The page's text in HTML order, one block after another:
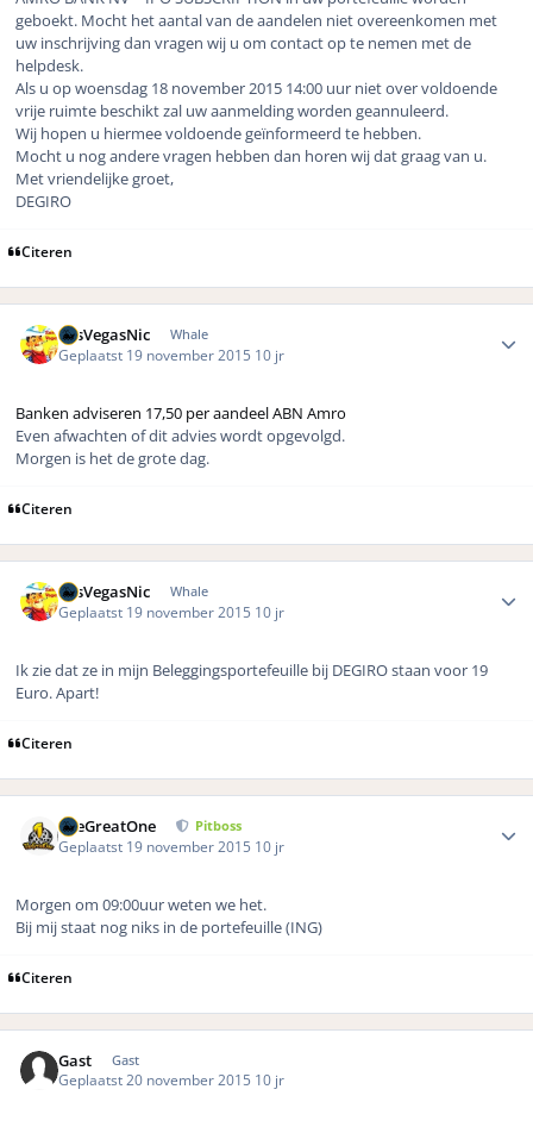
geboekt. Mocht het aantal van de aandelen niet overeenkomen met
uw inschrijving dan vragen wij u om contact op te nemen met de
helpdesk.
Als u op woensdag 18 november 2015 14:00 uur niet over voldoende
vrije ruimte beschikt zal uw aanmelding worden geannuleerd.
Wij hopen u hiermee voldoende geïnformeerd te hebben.
Mocht u nog andere vragen hebben dan horen wij dat graag van u.
Met vriendelijke groet,
DEGIRO
Citeren
LasVegasNic Whale
Geplaatst 19 november 2015 10 jr
Banken adviseren 17,50 per aandeel ABN Amro
Even afwachten of dit advies wordt opgevolgd.
Morgen is het de grote dag.
Citeren
LasVegasNic Whale
Geplaatst 19 november 2015 10 jr
Ik zie dat ze in mijn Beleggingsportefeuille bij DEGIRO staan voor 19
Euro. Apart!
Citeren
TheGreatOne Pitboss
Geplaatst 19 november 2015 10 jr
Morgen om 09:00uur weten we het.
Bij mij staat nog niks in de portefeuille (ING)
Citeren
Gast Gast
Geplaatst20 november 2015 10 jr